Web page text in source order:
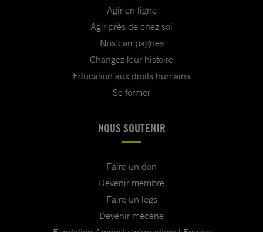
Agir en ligne
Agir près de chez soi
Nos campagnes
Changez leur histoire
Education aux droits humains
Se former
NOUS SOUTENIR
Faire un don
Devenir membre
Faire un legs
Devenir mécène